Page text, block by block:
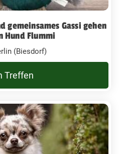
gemeinsames Gassi gehen
Hund Flummi
(Biesdorf)
Treffen